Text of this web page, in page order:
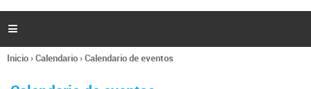
l

Se
Inicio›Calendario›Calendario de eventos